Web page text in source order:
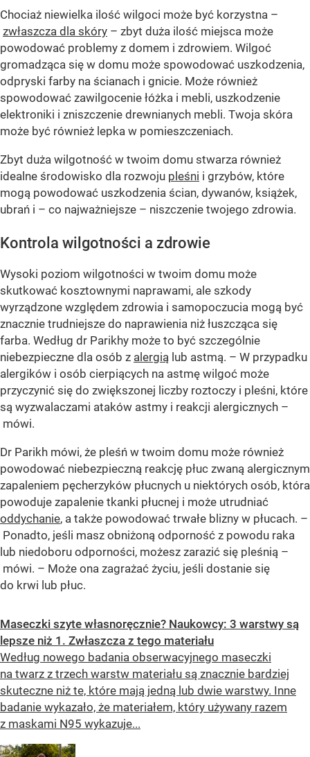
Chociaż niewielka ilość wilgoci może być korzystna –
zwłaszcza dla skóry – zbyt duża ilość miejsca może
powodować problemy z domem i zdrowiem. Wilgoć
gromadząca się w domu może spowodować uszkodzenia,
odpryski farby na ścianach i gnicie. Może również
spowodować zawilgocenie łóżka i mebli, uszkodzenie
elektroniki i zniszczenie drewnianych mebli. Twoja skóra
może być również lepka w pomieszczeniach.
Zbyt duża wilgotność w twoim domu stwarza również
idealne środowisko dla rozwoju pleśni i grzybów, które
mogą powodować uszkodzenia ścian, dywanów, książek,
ubrań i – co najważniejsze – niszczenie twojego zdrowia.
Kontrola wilgotności a zdrowie
Wysoki poziom wilgotności w twoim domu może
skutkować kosztownymi naprawami, ale szkody
wyrządzone względem zdrowia i samopoczucia mogą być
znacznie trudniejsze do naprawienia niż łuszcząca się
farba. Według dr Parikhy może to być szczególnie
niebezpieczne dla osób z alergią lub astmą. – W przypadku
alergików i osób cierpiących na astmę wilgoć może
przyczynić się do zwiększonej liczby roztoczy i pleśni, które
są wyzwalaczami ataków astmy i reakcji alergicznych –
mówi.
Dr Parikh mówi, że pleśń w twoim domu może również
powodować niebezpieczną reakcję płuc zwaną alergicznym
zapaleniem pęcherzyków płucnych u niektórych osób, która
powoduje zapalenie tkanki płucnej i może utrudniać
oddychanie, a także powodować trwałe blizny w płucach. –
Ponadto, jeśli masz obniżoną odporność z powodu raka
lub niedoboru odporności, możesz zarazić się pleśnią –
mówi. – Może ona zagrażać życiu, jeśli dostanie się
do krwi lub płuc.
Maseczki szyte własnoręcznie? Naukowcy: 3 warstwy są
lepsze niż 1. Zwłaszcza z tego materiału
Według nowego badania obserwacyjnego maseczki
na twarz z trzech warstw materiału są znacznie bardziej
skuteczne niż te, które mają jedną lub dwie warstwy. Inne
badanie wykazało, że materiałem, który używany razem
z maskami N95 wykazuje...